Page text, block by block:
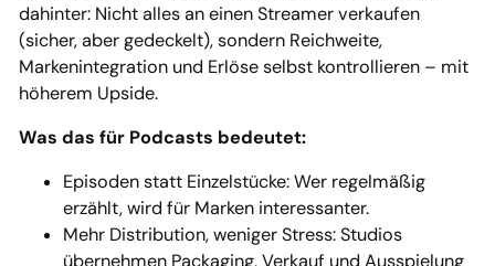
dahinter: Nicht alles an einen Streamer verkaufen
(sicher, aber gedeckelt), sondern Reichweite,
Markenintegration und Erlöse selbst kontrollieren – mit
höherem Upside.
Was das für Podcasts bedeutet:
Episoden statt Einzelstücke: Wer regelmäßig
erzählt, wird für Marken interessanter.
Mehr Distribution, weniger Stress: Studios